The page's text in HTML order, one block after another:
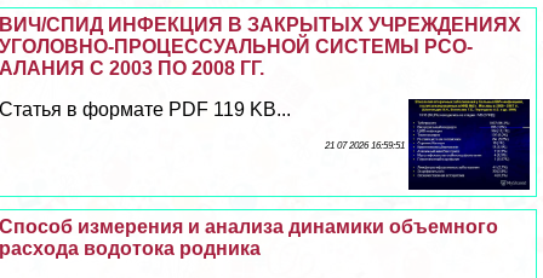
ВИЧ/СПИД ИНФЕКЦИЯ В ЗАКРЫТЫХ УЧРЕЖДЕНИЯХ
УГОЛОВНО-ПРОЦЕССУАЛЬНОЙ СИСТЕМЫ РСО-
АЛАНИЯ С 2003 ПО 2008 ГГ.
Статья в формате PDF 119 KB...
21 07 2026 16:59:51
Способ измерения и анализа динамики объемного
расхода водотока родника